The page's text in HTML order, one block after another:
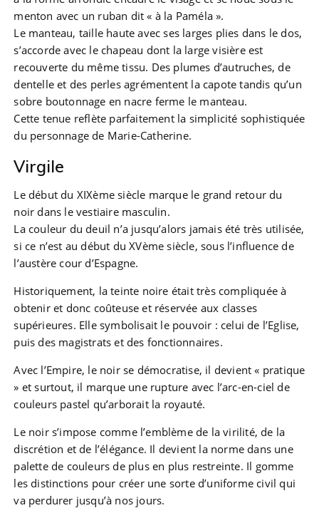
menton avec un ruban dit « à la Paméla ».
Le manteau, taille haute avec ses larges plies dans le dos,
s’accorde avec le chapeau dont la large visière est
recouverte du même tissu. Des plumes d’autruches, de
dentelle et des perles agrémentent la capote tandis qu’un
sobre boutonnage en nacre ferme le manteau.
Cette tenue reflète parfaitement la simplicité sophistiquée
du personnage de Marie-Catherine.
Virgile
Le début du XIXème siècle marque le grand retour du
noir dans le vestiaire masculin.
La couleur du deuil n’a jusqu’alors jamais été très utilisée,
si ce n’est au début du XVème siècle, sous l’influence de
l’austère cour d’Espagne.
Historiquement, la teinte noire était très compliquée à
obtenir et donc coûteuse et réservée aux classes
supérieures. Elle symbolisait le pouvoir : celui de l’Eglise,
puis des magistrats et des fonctionnaires.
Avec l’Empire, le noir se démocratise, il devient « pratique
» et surtout, il marque une rupture avec l’arc-en-ciel de
couleurs pastel qu’arborait la royauté.
Le noir s’impose comme l’emblème de la virilité, de la
discrétion et de l’élégance. Il devient la norme dans une
palette de couleurs de plus en plus restreinte. Il gomme
les distinctions pour créer une sorte d’uniforme civil qui
va perdurer jusqu’à nos jours.